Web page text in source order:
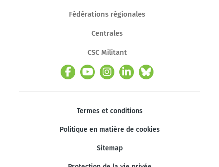
Fédérations régionales
Centrales
CSC Militant
Termes et conditions
Politique en matière de cookies
Sitemap